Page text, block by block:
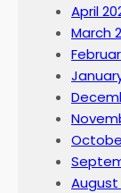
April
March
August